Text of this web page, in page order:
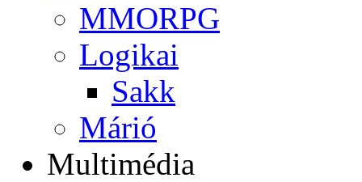
MMORPG
Logikai
Sakk
Márió
Multimédia